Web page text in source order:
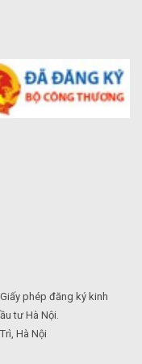
phép đăng ký kinh
tư Hà Nội.
Hà Nội